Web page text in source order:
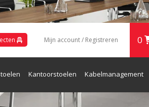
Mijn account / Registreren 0
Kantoorstoelen Kabelmanagement